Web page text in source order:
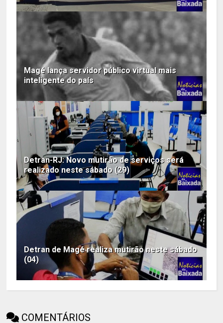
Magé lança servidor público virtual mais
inteligente do país
Detran-RJ: Novo mutirão de serviços será
realizado neste sábado (29)
Detran de Magé realiza mutirão neste sábado
(04)
COMENTÁRIOS